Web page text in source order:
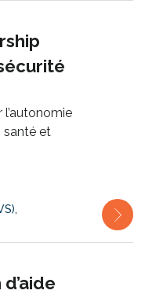
santé et
,